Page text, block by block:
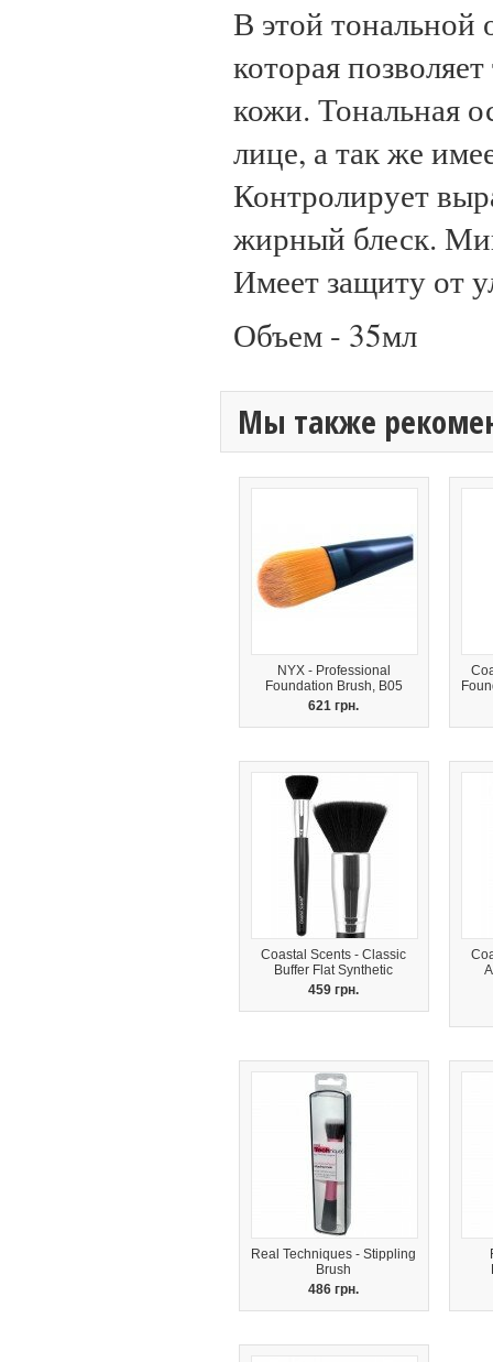
В этой тональной
которая
кожи. Тональная
лице, а так же
Контролирует
жирный блеск.
Имеет защиту от
Объем - 35мл
Мы также
NYX - Professional
Foundation Brush, B05
621 грн.
Coastal Scents - Classic
Buffer Flat Synthetic
459 грн.
Real Techniques - Stippling
Brush
486 грн.